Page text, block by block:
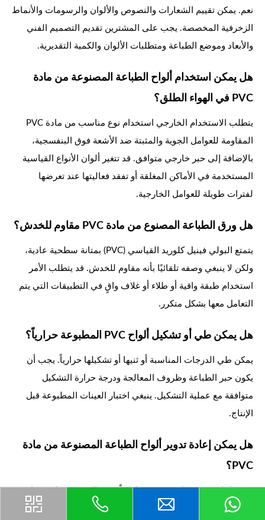
نعم. يمكن تقييم الشعارات والنصوص والألوان والرسومات والأنماط
الزخرفية المخصصة. يجب على المشترين تقديم التصميم الفني
والأبعاد وموضع الطباعة ومتطلبات الألوان والكمية التقديرية.
هل يمكن استخدام ألواح الطباعة المصنوعة من مادة
PVC في الهواء الطلق؟
يتطلب الاستخدام الخارجي استخدام نوع مناسب من مادة PVC
المقاومة للعوامل الجوية والمثبتة ضد الأشعة فوق البنفسجية،
بالإضافة إلى حبر خارجي متوافق. قد تتغير ألوان الأنواع القياسية
المستخدمة في الأماكن المغلقة أو تفقد فعاليتها عند تعرضها
لفترات طويلة للعوامل الخارجية.
هل ورق الطباعة المصنوع من مادة PVC مقاوم للخدش؟
يتمتع البولي فينيل كلوريد القياسي (PVC) بمتانة سطحية عادية،
ولكن لا ينبغي وصفه تلقائيًا بأنه مقاوم للخدش. قد يتطلب الأمر
استخدام طبقة واقية أو طلاء أو غلاف واقٍ في التطبيقات التي يتم
التعامل معها بشكل متكرر.
هل يمكن طي أو تشكيل ألواح PVC المطبوعة حرارياً؟
يمكن طي الدرجات المناسبة أو ثنيها أو تشكيلها حرارياً. يجب أن
يكون حبر الطباعة وظروف المعالجة ودرجة حرارة التشكيل
متوافقة مع عملية التشكيل. ينبغي اختبار العينات المطبوعة قبل
الإنتاج.
هل يمكن إعادة تدوير ألواح الطباعة المصنوعة من مادة
PVC؟
لجمعها وتحديدها وإعادة تدويرها بشكل متخصص. قد تؤثر الأحبار